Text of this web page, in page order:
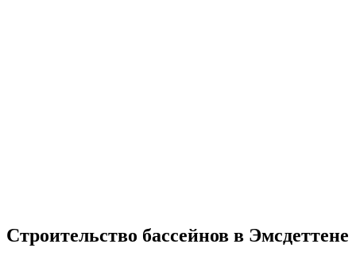
Строительство бассейнов в Эмсдеттене